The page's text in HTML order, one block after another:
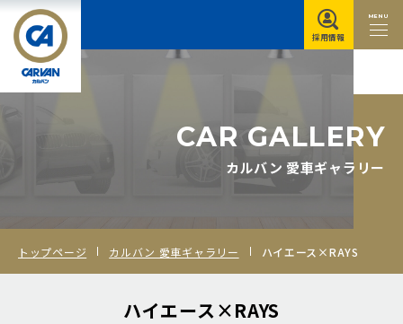
MENU
採用情報
CAR GALLERY
カルバン 愛車ギャラリー
トップページ カルバン 愛車ギャラリー ハイエース×RAYS
ハイエース×RAYS